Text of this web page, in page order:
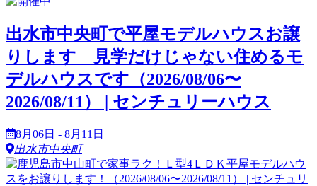
出水市中央町で平屋モデルハウスお譲
りします 見学だけじゃない住めるモ
デルハウスです（2026/08/06〜
2026/08/11） | センチュリーハウス
8月06日 - 8月11日
出水市中央町